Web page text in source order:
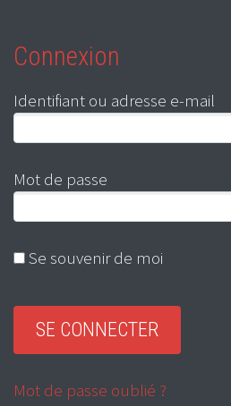
Connexion
Identifiant ou adresse e-mail
Mot de passe
Se souvenir de moi
Mot de passe oublié ?